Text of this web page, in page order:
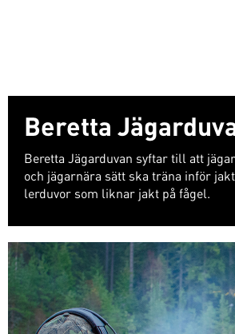
Beretta
Beretta Jägarduvan syftar till att
och jägarnära sätt ska träna inför
lerduvor som liknar jakt på fågel.